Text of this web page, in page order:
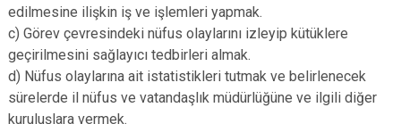
edilmesine ilişkin iş ve işlemleri yapmak.
c) Görev çevresindeki nüfus olaylarını izleyip kütüklere
geçirilmesini sağlayıcı tedbirleri almak.
d) Nüfus olaylarına ait istatistikleri tutmak ve belirlenecek
sürelerde il nüfus ve vatandaşlık müdürlüğüne ve ilgili diğer
kuruluşlara vermek.